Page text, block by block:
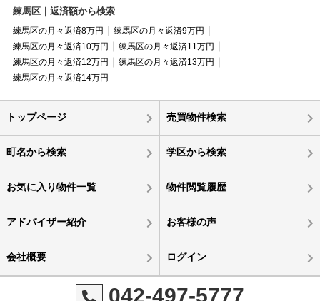
練馬区｜返済額から検索
練馬区の月々返済8万円
練馬区の月々返済9万円
練馬区の月々返済10万円
練馬区の月々返済11万円
練馬区の月々返済12万円
練馬区の月々返済13万円
練馬区の月々返済14万円
トップページ 売買物件検索
町名から検索 学区から検索
お気に入り物件一覧 物件閲覧履歴
アドバイザー紹介 お客様の声
会社概要 ログイン
042-497-5777